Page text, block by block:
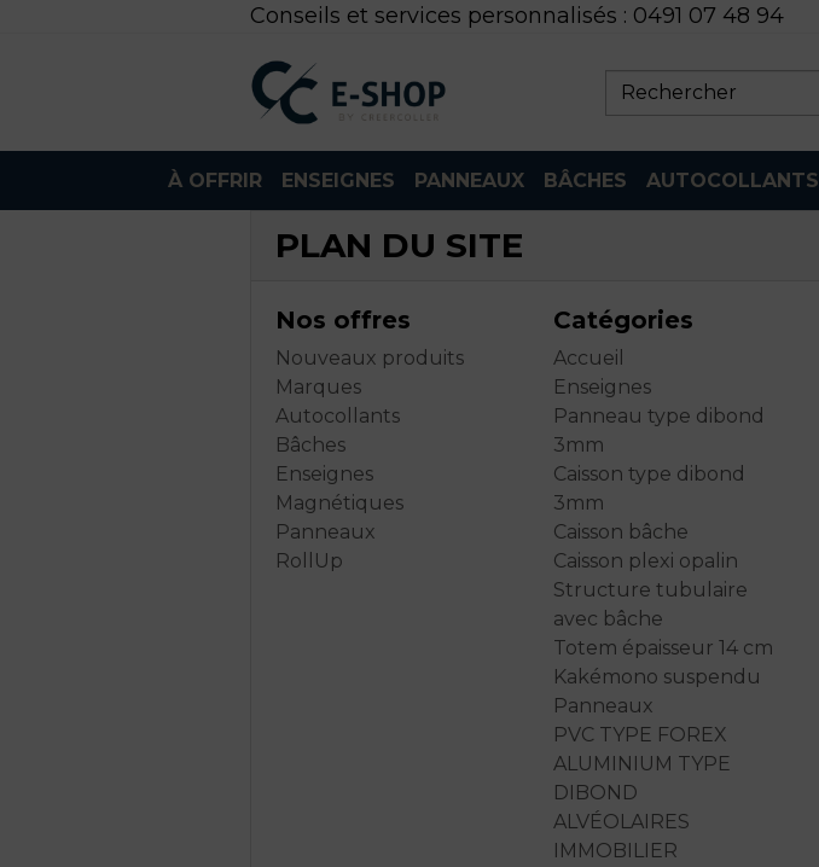
Conseils et services personnalisés : 0491 07 48 94
À OFFRIR ENSEIGNES PANNEAUX BÂCHES AUTOCOLLANTS
PLAN DU SITE
Nos offres
Nouveaux produits
Marques
Autocollants
Bâches
Enseignes
Magnétiques
Panneaux
RollUp
Catégories
Accueil
Enseignes
Panneau type dibond
3mm
Caisson type dibond
3mm
Caisson bâche
Caisson plexi opalin
Structure tubulaire
avec bâche
Totem épaisseur 14 cm
Kakémono suspendu
Panneaux
PVC TYPE FOREX
ALUMINIUM TYPE
DIBOND
ALVÉOLAIRES
IMMOBILIER